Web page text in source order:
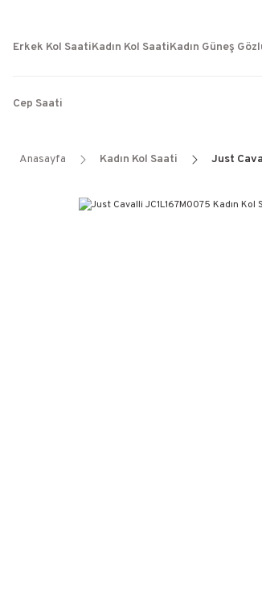
Erkek Kol SaatiKadın Kol SaatiKadın Güneş
Cep Saati
Anasayfa Kadın Kol Saati Just